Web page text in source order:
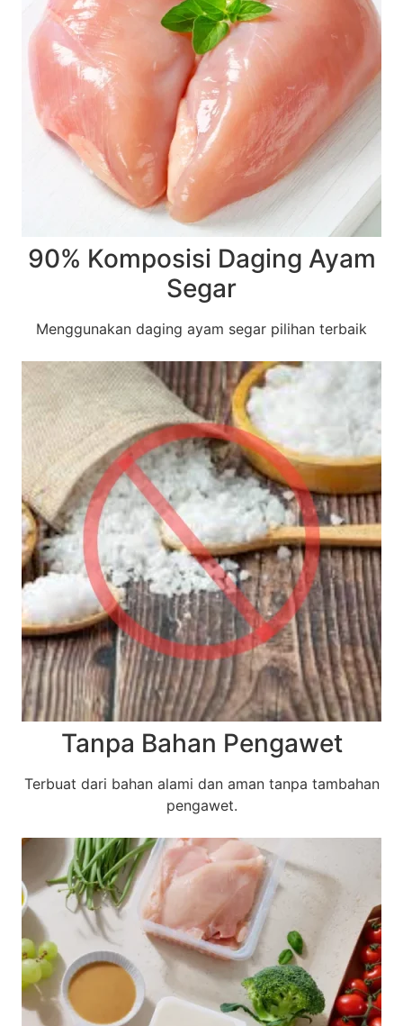
90% Komposisi Daging Ayam
Segar
Menggunakan daging ayam segar pilihan terbaik
Tanpa Bahan Pengawet
Terbuat dari bahan alami dan aman tanpa tambahan
pengawet.